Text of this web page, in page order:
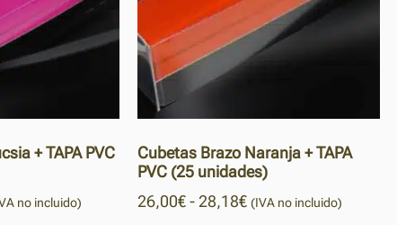
+ TAPA PVC
no incluido)
Cubetas Brazo Naranja + TAPA
PVC (25 unidades)
26,00€- 28,18€ (IVA no incluido)